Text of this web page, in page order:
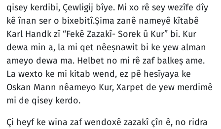
qisey kerdibi, Çewligij bîye. Mi xo rê sey wezîfe dîy
kê înan ser o bixebitî.Ṣima zanê nameyê kîtabê
Karl Handk zî “Fekê Zazakî- Sorek û Kur” bi. Kur
dewa min a, la mi qet nêeṣnawit bi ke yew alman
ameyo dewa ma. Helbet no mi rê zaf balkeṣ ame.
La wexto ke mi kitab wend, ez pê hesîyaya ke
Oskan Mann nêameyo Kur, Xarpet de yew merdimê
mi de qisey kerdo.
Çi heyf ke wina zaf wendoxê zazakî çîn ê, no ridra